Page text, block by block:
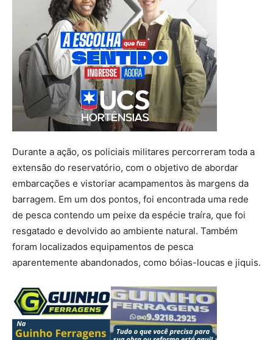
Durante a ação, os policiais militares percorreram toda a
extensão do reservatório, com o objetivo de abordar
embarcações e vistoriar acampamentos às margens da
barragem. Em um dos pontos, foi encontrada uma rede
de pesca contendo um peixe da espécie traíra, que foi
resgatado e devolvido ao ambiente natural. Também
foram localizados equipamentos de pesca
aparentemente abandonados, como bóias-loucas e jiquis.